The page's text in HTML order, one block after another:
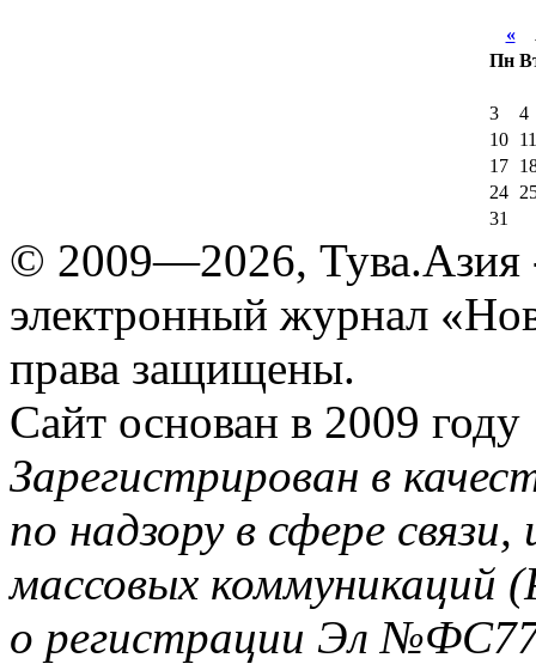
«
Пн
3
4
10
11
17
24
31
© 2009—2026, Тува.Азия
электронный журнал
права защищены.
Сайт основан в 2009 году
Зарегистрирован в
по надзору в сфере
массовых коммуникаций
о регистрации Эл